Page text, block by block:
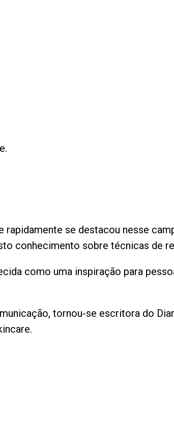
se destacou nesse
conhecimento sobre técnicas de
como uma inspiração para
tornou-se escritora do